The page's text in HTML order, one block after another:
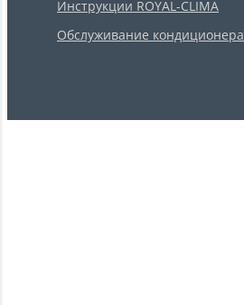
Инструкции ROYAL-CLIMA
Обслуживание кондиционера